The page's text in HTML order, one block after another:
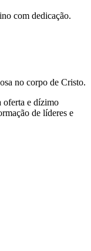
com dedicação.
no corpo de Cristo.
oferta e dízimo
de líderes e